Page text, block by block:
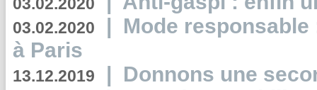
03.02.2020 | Mode
à Paris
13.12.2019 | Donnons une